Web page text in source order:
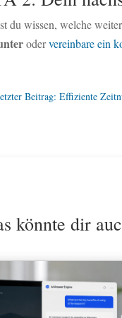
du wissen, welche
odervereinbare ein
Beitrag: Effiziente
könnte dir